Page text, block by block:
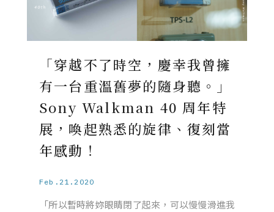
「穿越不了時空，慶幸我曾擁
有一台重溫舊夢的隨身聽。」
Sony Walkman 40 周年特
展，喚起熟悉的旋律、復刻當
年感動！
Feb.21.2020
「所以暫時將妳眼睛閉了起來，可以慢慢滑進我